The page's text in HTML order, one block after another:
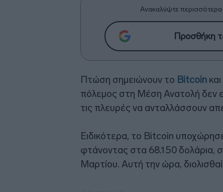
Ανακαλύψτε
Προσθήκη
Πτώση σημειώνουν το Bitcoin
πόλεμος στη Μέση Ανατολή δεν
τις πλευρές να ανταλλάσσουν
Ειδικότερα, το Bitcoin
φτάνοντας στα 68.150 δολάρια,
Μαρτίου. Αυτή την ώρα,